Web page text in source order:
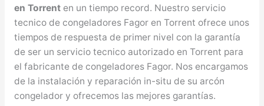
en Torrenten un tiempo record. Nuestro servicio
tecnico de congeladores Fagor en Torrent ofrece unos
tiempos de respuesta de primer nivel con la garantía
de ser un servicio tecnico autorizado en Torrent para
el fabricante de congeladores Fagor. Nos encargamos
de la instalación y reparación in-situ de su arcón
congelador y ofrecemos las mejores garantías.